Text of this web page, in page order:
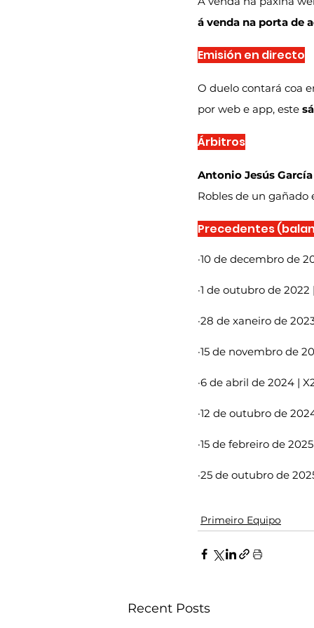
á venda na porta de
Emisión en directo
O duelo contará coa
por web e app, este
Árbitros
Antonio Jesús
Robles de un gañado
Precedentes
·10 de decembro de
·1 de outubro de
·28 de xaneiro de
·15 de novembro de
·6 de abril de 2024 |
·12 de outubro de
·15 de febreiro de
·25 de outubro de
Primeiro Equipo
Recent Posts